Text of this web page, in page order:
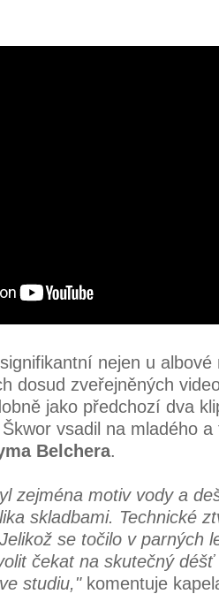
nejen u
dosud zveřejněných
jako předchozí dva
vsadil na mladého
Belchera.
zejména motiv vody a
skladbami. Technické
se točilo v parných
čekat na skutečný
studiu,"komentuje